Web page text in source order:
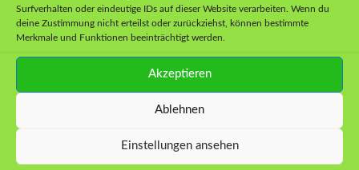
Surfverhalten oder eindeutige IDs auf dieser Website verarbeiten. Wenn du
deine Zustimmung nicht erteilst oder zurückziehst, können bestimmte
Merkmale und Funktionen beeinträchtigt werden.
Akzeptieren
Ablehnen
Einstellungen ansehen
Atmosphäre zu schaffen.
•Teichbau:Anlage von Teichen, die nicht nur die Sinne
ansprechen, sondern auch eine vielfältige Flora und Fauna
Pflanz- und Pflegearbeiten:Auswahl und fachgerechte
Gartenlandschaft zu schaffen.